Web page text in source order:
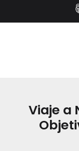
al
Viaje a